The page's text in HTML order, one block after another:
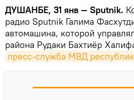
ДУШАНБЕ, 31 янв — Sputnik.
радио Sputnik Галима
автомашина, которой
района Рудаки Бахтиёр
пресс-служба МВД